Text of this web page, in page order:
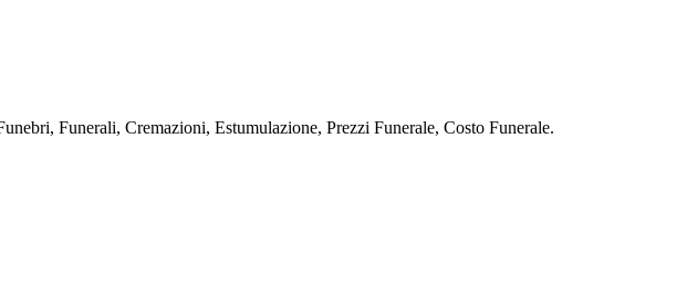
Funerali, Cremazioni, Estumulazione, Prezzi Funerale, Costo Funerale.